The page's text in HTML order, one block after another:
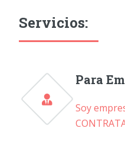
Servicios:
Para
Soy